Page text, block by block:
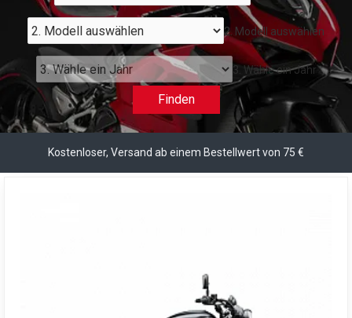
2. Modell auswählen
3. Wähle ein Jahr
Finden
Kostenloser, Versand ab einem Bestellwert von 75 €